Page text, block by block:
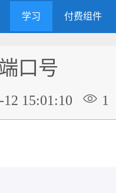
学习 付费组件
口号
12 15:01:10  1